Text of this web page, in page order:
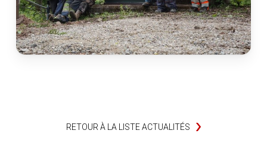
RETOUR À LA LISTE ACTUALITÉS